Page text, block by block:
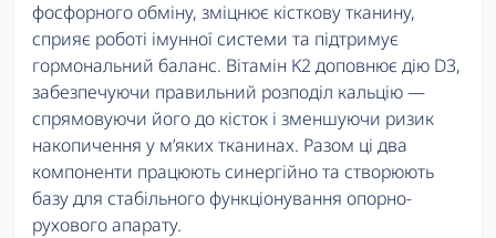
фосфорного обміну, зміцнює кісткову тканину,
сприяє роботі імунної системи та підтримує
гормональний баланс. Вітамін K2 доповнює дію D3,
забезпечуючи правильний розподіл кальцію —
спрямовуючи його до кісток і зменшуючи ризик
накопичення у м’яких тканинах. Разом ці два
компоненти працюють синергійно та створюють
базу для стабільного функціонування опорно-
рухового апарату.